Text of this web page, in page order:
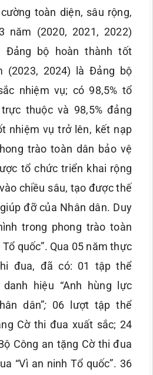
toàn diện, sâu rộng,
năm (2020, 2021, 2022)
Đảng bộ hoàn thành tốt
(2023, 2024) là Đảng bộ
nhiệm vụ; có 98,5% tổ
thuộc và 98,5% đảng
nhiệm vụ trở lên, kết nạp
trào toàn dân bảo vệ
tổ chức triển khai rộng
chiều sâu, tạo được thế
đỡ của Nhân dân. Duy
trong phong trào toàn
quốc”. Qua 05 năm thực
đua, đã có: 01 tập thể
hiệu “Anh hùng lực
dân”; 06 lượt tập thể
Cờ thi đua xuất sắc; 24
Công an tặng Cờ thi đua
“Vì an ninh Tổ quốc”. 36